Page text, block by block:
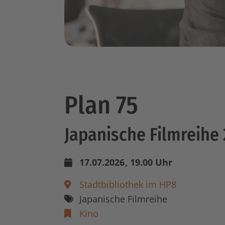
Plan 75
Japanische Filmreihe
17.07.2026, 19.00 Uhr
Stadtbibliothek im HP8
Japanische Filmreihe
Kino